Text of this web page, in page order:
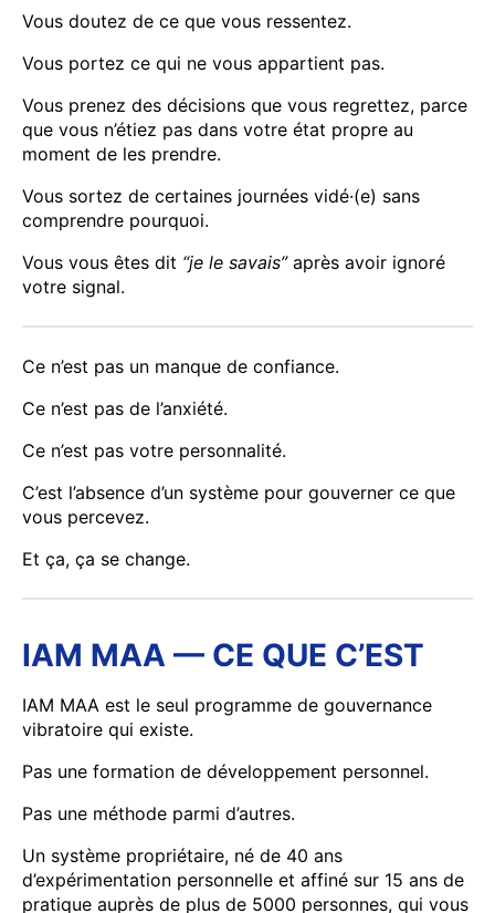
Vous doutez de ce que vous ressentez.
Vous portez ce qui ne vous appartient pas.
Vous prenez des décisions que vous regrettez, parce
que vous n’étiez pas dans votre état propre au
moment de les prendre.
Vous sortez de certaines journées vidé·(e) sans
comprendre pourquoi.
Vous vous êtes dit “je le savais”après avoir ignoré
votre signal.
Ce n’est pas un manque de confiance.
Ce n’est pas de l’anxiété.
Ce n’est pas votre personnalité.
C’est l’absence d’un système pour gouverner ce que
vous percevez.
Et ça, ça se change.
IAM MAA — CE QUE C’EST
IAM MAA est le seul programme de gouvernance
vibratoire qui existe.
Pas une formation de développement personnel.
Pas une méthode parmi d’autres.
Un système propriétaire, né de 40 ans
d’expérimentation personnelle et affiné sur 15 ans de
pratique auprès de plus de 5000 personnes, qui vous